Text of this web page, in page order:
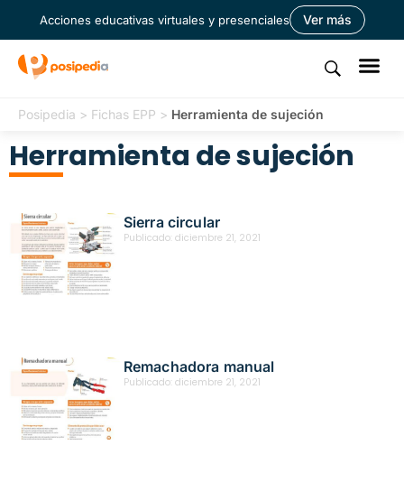
Acciones educativas virtuales y presenciales Ver más
Posipedia > Fichas EPP > Herramienta de sujeción
Herramienta de sujeción
Sierra circular
Publicado: diciembre 21, 2021
Remachadora manual
Publicado: diciembre 21, 2021